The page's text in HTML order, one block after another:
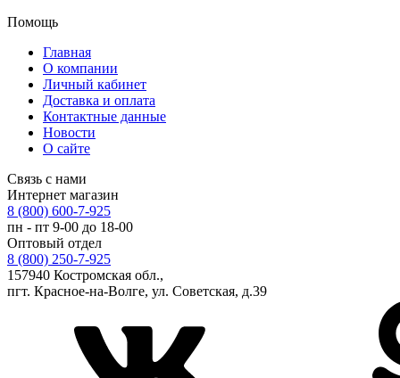
Помощь
Главная
О компании
Личный кабинет
Доставка и оплата
Контактные данные
Новости
О сайте
Связь с нами
Интернет магазин
8 (800) 600-7-925
пн - пт 9-00 до 18-00
Оптовый отдел
8 (800) 250-7-925
157940 Костромская обл.,
пгт. Красное-на-Волге, ул. Советская, д.39